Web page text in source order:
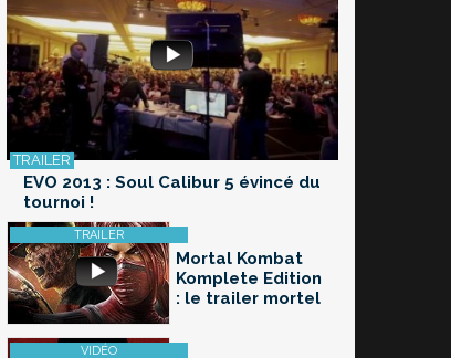
EVO 2013 : Soul Calibur 5 évincé du
tournoi !
Mortal Kombat
Komplete Edition
: le trailer mortel